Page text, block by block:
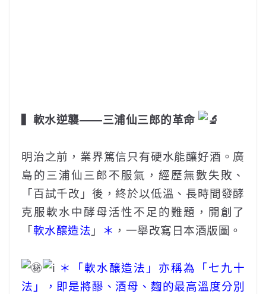
▍軟水逆襲——三浦仙三郎的革命
明治之前，業界篤信只有硬水能釀好酒。廣
島的三浦仙三郎不服氣，經歷無數失敗、
「百試千改」後，終於以低溫、長時間發酵
克服軟水中酵母活性不足的難題，開創了
「 軟水醸造法 」 ＊ ，一舉改寫日本酒版圖。
＊「軟水醸造法」亦稱為「 七九十
法 」，即是將醪、酒母、麴的最高溫度分別